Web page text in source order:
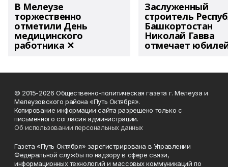
В Мелеузе
торжественно
отметили День
медицинского
работника ✕
Заслуженный
строитель
Башкортостан
Николай Гавва
отмечает
© 2015-2026 Общественно-политическая газета г. Мелеуза и
Мелеузовского района «Путь Октября».
Копирование информации сайта разрешено только с
письменного согласия администрации.
Об использовании персональных данных
Газета «Путь Октября» зарегистрирована в Управлении
Федеральной службы по надзору в сфере связи,
информационных технологий и массовых коммуникаций по